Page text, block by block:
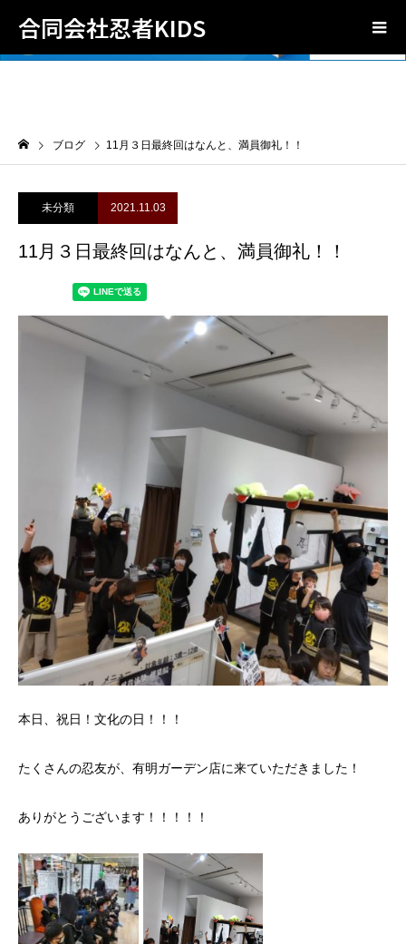
合同会社忍者KIDS
ブログ 11月３日最終回はなんと、満員御礼！！
未分類 2021.11.03
11月３日最終回はなんと、満員御礼！！
本日、祝日！文化の日！！！
たくさんの忍友が、有明ガーデン店に来ていただきました！
ありがとうございます！！！！！